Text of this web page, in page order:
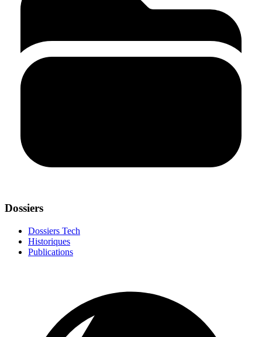
Dossiers
Dossiers Tech
Historiques
Publications